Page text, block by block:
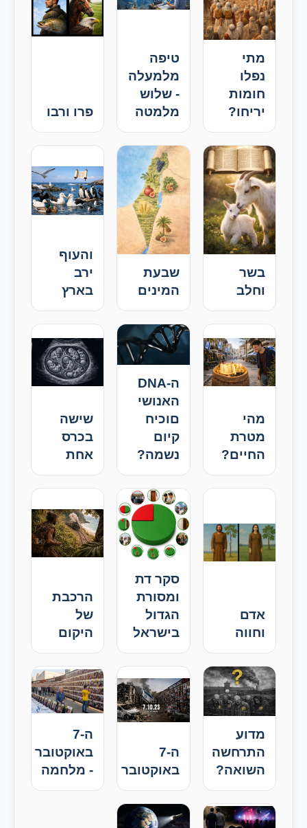
מתי
נפלו
חומות
יריחו?
טיפה
מלמעלה
- שלוש
מלמטה
פרו ורבו
בשר
וחלב
שבעת
המינים
והעוף
ירב
בארץ
מהי
מטרת
החיים?
ה-DNA
האנושי
םוכיח
קיום
נשמה?
שישה
בכרס
אחת
אדם
וחווה
סקר דת
ומסורת
הגדול
בישראל
הרכבת
של
היקום
מדוע
התרחשה
השואה?
ה-7
באוקטובר
ה-7
באוקטובר
- מלחמה